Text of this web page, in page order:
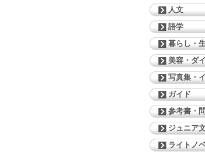
人文
語学
暮らし・
美容・ダ
写真集・
ガイド
参考書・
ジュニア
ライトノ